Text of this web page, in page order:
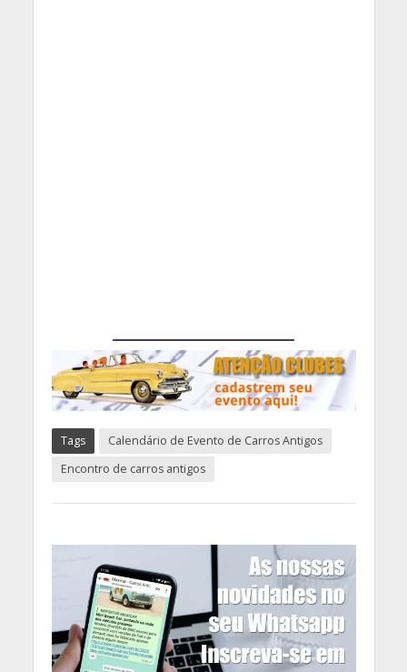
Tags
Calendário de Evento de Carros Antigos
Encontro de carros antigos